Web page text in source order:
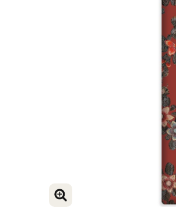
BILD VERGRÖSSERN